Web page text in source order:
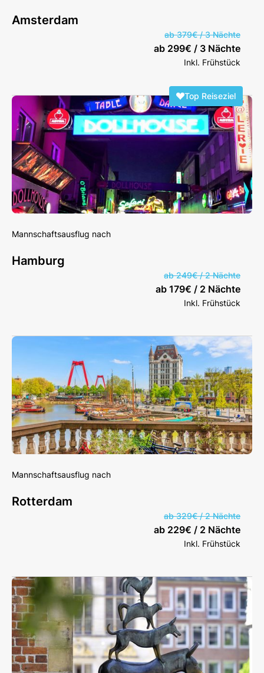
Amsterdam
ab 379€ / 3 Nächte
ab 299€ / 3 Nächte
Inkl. Frühstück
Top Reiseziel
Mannschaftsausflug nach
Hamburg
ab 249€ / 2 Nächte
ab 179€ / 2 Nächte
Inkl. Frühstück
Mannschaftsausflug nach
Rotterdam
ab 329€ / 2 Nächte
ab 229€ / 2 Nächte
Inkl. Frühstück